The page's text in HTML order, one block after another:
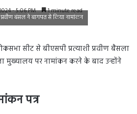
- 5:06 PM 1 minute read
प्रवीण बंसल ने बागपत से किया नामांकन
सीट से बीएसपी प्रत्याशी प्रवीण बैसला
मुख्यालय पर नामांकन करने के बाद उन्होंने
पत्र